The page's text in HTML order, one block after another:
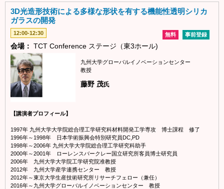
3D光造形技術による多様な形状を有する機能性透明シリカ
ガラスの開発
12:00-12:30 事前登録
無料
会場： TCT Conference ステージ（東3ホール)
九州大学グローバルイノベーションセンター
教授
藤野 茂氏
【講演者プロフィール】
1997年 九州大学大学院総合理工学研究科材料開発工学専攻 博士課程 修了
1996年～1998年 日本学術振興会特別研究員DC,PD
1998年～2006年 九州大学大学院総合理工学研究科助手
2000年～2001年 ローレンスバークレー国立研究所客員博士研究員
2006年 九州大学大学院工学研究院准教授
2012年 九州大学産学連携センター 教授
2012年～東京大学生産技術研究所リサーチフェロー（兼任）
2016年～九州大学グローバルイノベーションセンター 教授